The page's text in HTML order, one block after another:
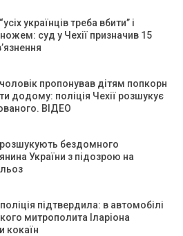
українців треба вбити” і
суд у Чехії призначив 15
пропонував дітям попкорн
додому: поліція Чехії розшукує
ВІДЕО
розшукують бездомного
України з підозрою на
підтвердила: в автомобілі
митрополита Іларіона
кокаїн